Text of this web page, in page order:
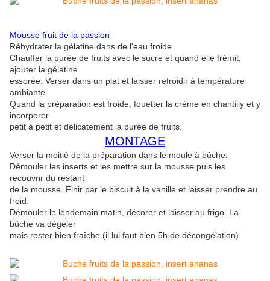
Mousse fruit de la passion
Réhydrater la gélatine dans de l'eau froide.
Chauffer la purée de fruits avec le sucre et quand elle frémit,
ajouter la gélatine
essorée. Verser dans un plat et laisser refroidir à température
ambiante.
Quand la préparation est froide, fouetter la crème en chantilly et y
incorporer
petit à petit et délicatement la purée de fruits.
MONTAGE
Verser la moitié de la préparation dans le moule à bûche.
Démouler les inserts et les mettre sur la mousse puis les
recouvrir du restant
de la mousse. Finir par le biscuit à la vanille et laisser prendre au
froid.
Démouler le lendemain matin, décorer et laisser au frigo. La
bûche va dégeler
mais rester bien fraîche (il lui faut bien 5h de décongélation)